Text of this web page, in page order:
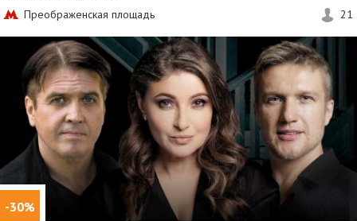
Преображенская площадь 21
-30%